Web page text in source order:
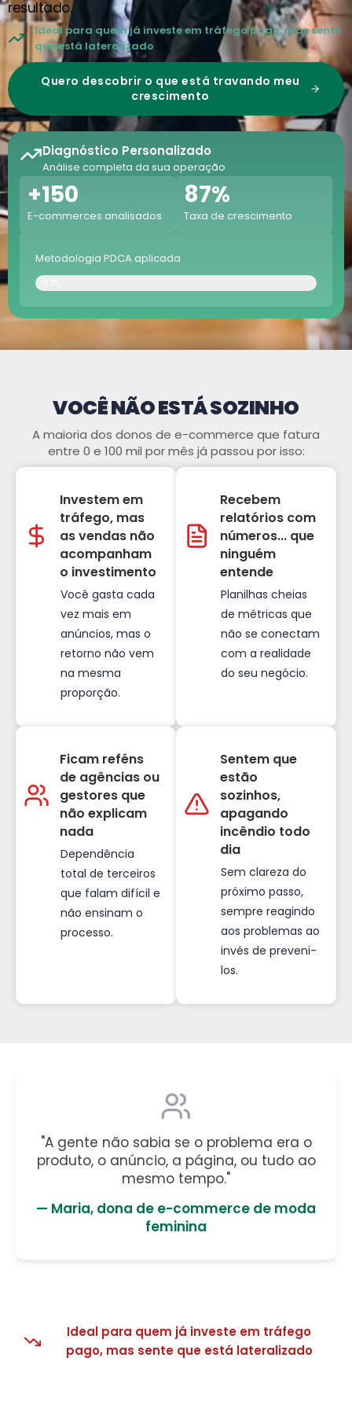
resultado.
Ideal para quem já investe em tráfego pago, mas sente
que está lateralizado
Quero descobrir o que está travando meu
crescimento
Diagnóstico Personalizado
Análise completa da sua operação
+150
E-commerces analisados
87%
Taxa de crescimento
Metodologia PDCA aplicada
VOCÊ NÃO ESTÁ SOZINHO
A maioria dos donos de e-commerce que fatura
entre 0 e 100 mil por mês já passou por isso:
Investem em
tráfego, mas
as vendas não
acompanham
o investimento
Você gasta cada
vez mais em
anúncios, mas o
retorno não vem
na mesma
proporção.
Recebem
relatórios com
números... que
ninguém
entende
Planilhas cheias
de métricas que
não se conectam
com a realidade
do seu negócio.
Ficam reféns
de agências ou
gestores que
não explicam
nada
Dependência
total de terceiros
que falam difícil e
não ensinam o
processo.
Sentem que
estão
sozinhos,
apagando
incêndio todo
dia
Sem clareza do
próximo passo,
sempre reagindo
aos problemas ao
invés de preveni-
los.
"A gente não sabia se o problema era o
produto, o anúncio, a página, ou tudo ao
mesmo tempo."
— Maria, dona de e-commerce de moda
feminina
Ideal para quem já investe em tráfego
pago, mas sente que está lateralizado